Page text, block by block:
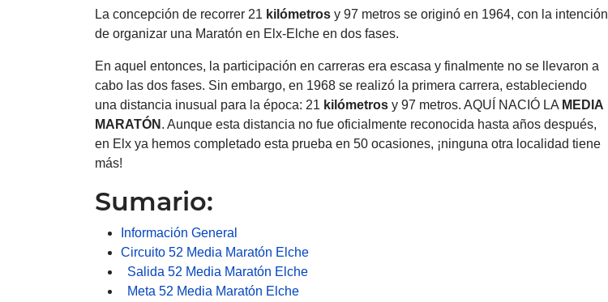
La concepción de recorrer 21 kilómetros y 97 metros se originó en 1964, con la intención
de organizar una Maratón en Elx-Elche en dos fases.
En aquel entonces, la participación en carreras era escasa y finalmente no se llevaron a
cabo las dos fases. Sin embargo, en 1968 se realizó la primera carrera, estableciendo
una distancia inusual para la época: 21 kilómetros y 97 metros. AQUÍ NACIÓ LA MEDIA
MARATÓN . Aunque esta distancia no fue oficialmente reconocida hasta años después,
en Elx ya hemos completado esta prueba en 50 ocasiones, ¡ninguna otra localidad tiene
más!
Sumario:
Información General
Circuito 52 Media Maratón Elche
Salida 52 Media Maratón Elche
Meta 52 Media Maratón Elche